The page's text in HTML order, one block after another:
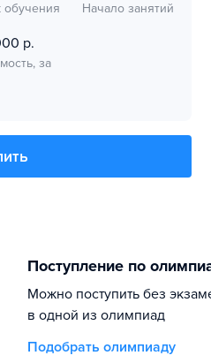
обучения Начало занятий
р.
за
Поступление по
Можно поступить без
в одной из олимпиад
Подобрать олимпиаду